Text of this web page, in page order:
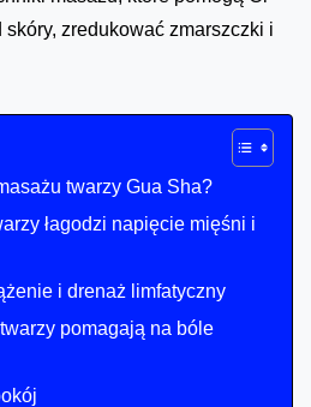
skóry, zredukować zmarszczki i
twarzy Gua Sha?
łagodzi napięcie mięśni i
i drenaż limfatyczny
pomagają na bóle